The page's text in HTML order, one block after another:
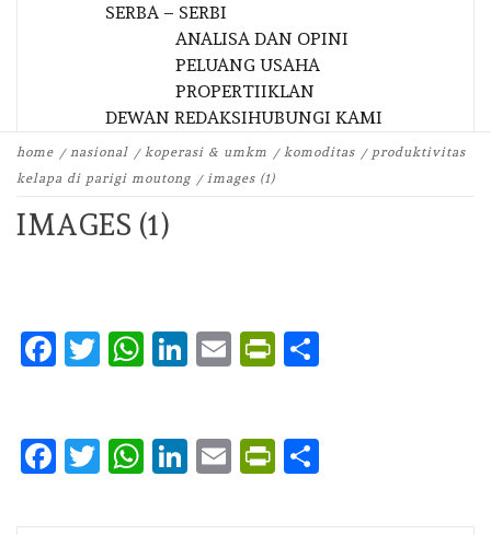
SERBA – SERBI
ANALISA DAN OPINI
PELUANG USAHA
PROPERTIIKLAN
DEWAN REDAKSIHUBUNGI KAMI
home nasional koperasi & umkm komoditas
produktivitas
kelapa di parigi moutong
images (1)
IMAGES (1)
Facebook
Twitter
WhatsApp
LinkedIn
EmailPrintFriendly
Facebook
Twitter
WhatsApp
LinkedIn
EmailPrintFriendly